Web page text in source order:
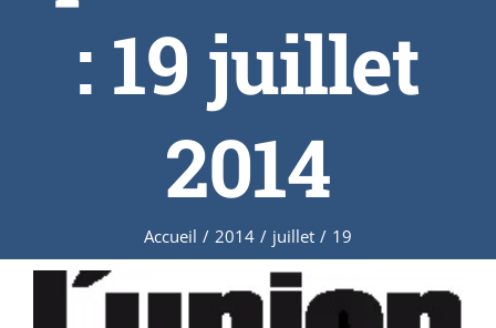
: 19 juillet
2014
Accueil / 2014 / juillet / 19